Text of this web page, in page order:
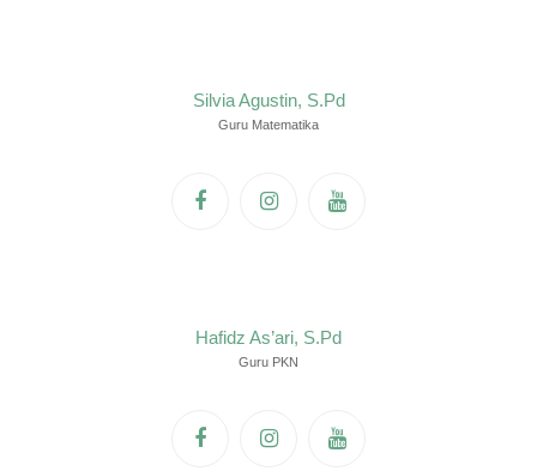
Silvia Agustin, S.Pd
Guru Matematika
Hafidz As’ari, S.Pd
Guru PKN